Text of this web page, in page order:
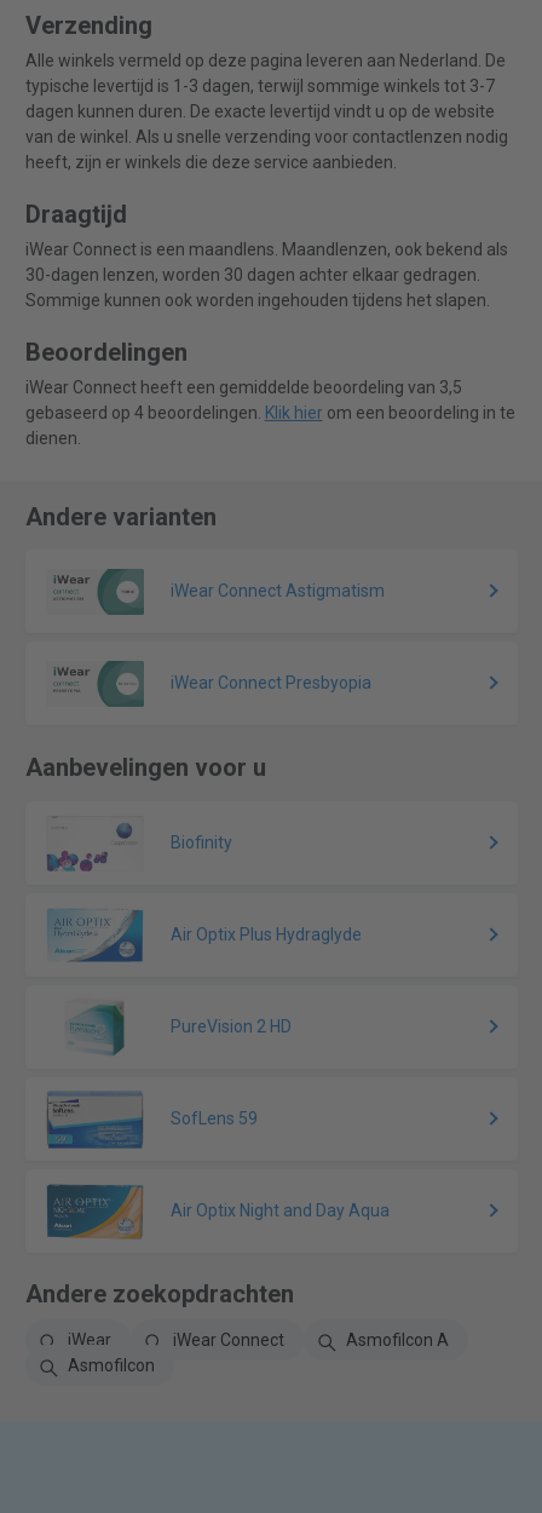
Verzending
Alle winkels vermeld op deze pagina leveren aan Nederland. De
typische levertijd is 1-3 dagen, terwijl sommige winkels tot 3-7
dagen kunnen duren. De exacte levertijd vindt u op de website
van de winkel. Als u snelle verzending voor contactlenzen nodig
heeft, zijn er winkels die deze service aanbieden.
Draagtijd
iWear Connect is een maandlens. Maandlenzen, ook bekend als
30-dagen lenzen, worden 30 dagen achter elkaar gedragen.
Sommige kunnen ook worden ingehouden tijdens het slapen.
Beoordelingen
iWear Connect heeft een gemiddelde beoordeling van 3,5
gebaseerd op 4 beoordelingen. Klik hierom een beoordeling in te
dienen.
Andere varianten
iWear Connect Astigmatism
iWear Connect Presbyopia
Aanbevelingen voor u
Biofinity
Air Optix Plus Hydraglyde
PureVision 2 HD
SofLens 59
Air Optix Night and Day Aqua
Andere zoekopdrachten
iWear iWear Connect
Asmofilcon A
Asmofilcon